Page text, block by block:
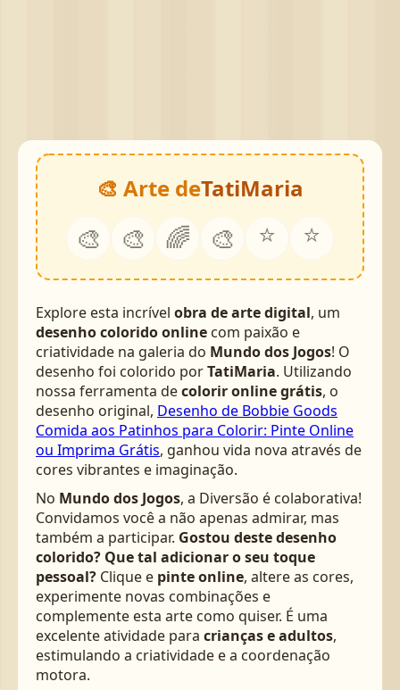
🎨 Arte deTatiMaria
🎨 🎨 🌈 🎨 ⭐ ⭐
Explore esta incrível obra de arte digital, um
desenho colorido online com paixão e
criatividade na galeria do Mundo dos Jogos! O
desenho foi colorido porTatiMaria. Utilizando
nossa ferramenta decolorir online grátis, o
desenho original, Desenho de Bobbie Goods
Comida aos Patinhos para Colorir: Pinte Online
ou Imprima Grátis, ganhou vida nova através de
cores vibrantes e imaginação.
No Mundo dos Jogos, a Diversão é colaborativa!
Convidamos você a não apenas admirar, mas
também a participar. Gostou deste desenho
colorido? Que tal adicionar o seu toque
pessoal? Clique e pinte online, altere as cores,
experimente novas combinações e
complemente esta arte como quiser. É uma
excelente atividade para crianças e adultos,
estimulando a criatividade e a coordenação
motora.